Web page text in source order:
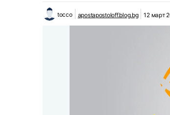
tocco apostapostoloff.blog.bg 12 март